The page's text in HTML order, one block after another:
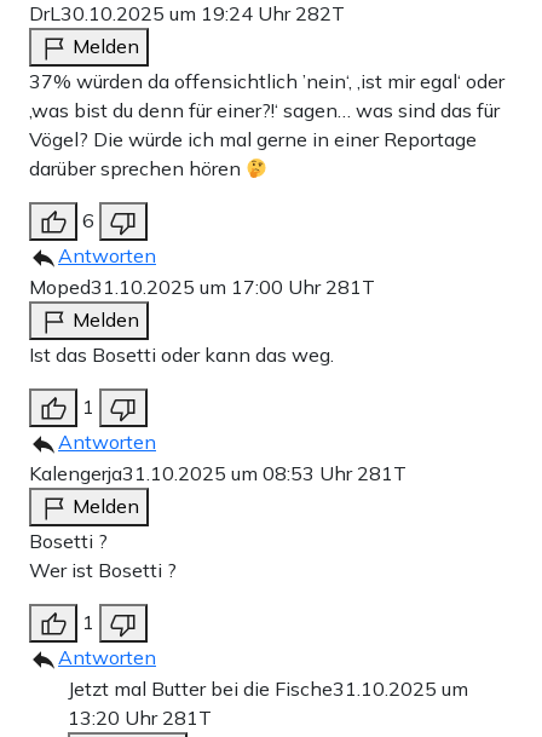
DrL30.10.2025 um 19:24 Uhr 282T
Melden
37% würden da offensichtlich ’nein‘, ‚ist mir egal‘ oder
‚was bist du denn für einer?!‘ sagen… was sind das für
Vögel? Die würde ich mal gerne in einer Reportage
darüber sprechen hören
6
Antworten
Moped31.10.2025 um 17:00 Uhr 281T
Melden
Ist das Bosetti oder kann das weg.
1
Antworten
Kalengerja31.10.2025 um 08:53 Uhr 281T
Melden
Bosetti ?
Wer ist Bosetti ?
1
Antworten
Jetzt mal Butter bei die Fische31.10.2025 um
13:20 Uhr 281T